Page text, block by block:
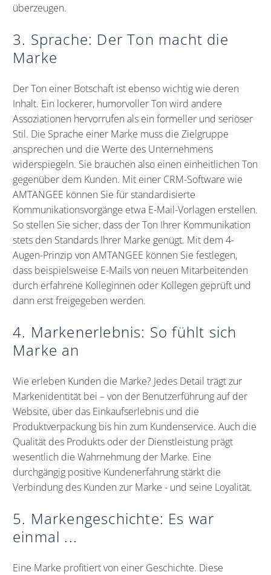
überzeugen.
3. Sprache: Der Ton macht die
Marke
Der Ton einer Botschaft ist ebenso wichtig wie deren
Inhalt. Ein lockerer, humorvoller Ton wird andere
Assoziationen hervorrufen als ein formeller und seriöser
Stil. Die Sprache einer Marke muss die Zielgruppe
ansprechen und die Werte des Unternehmens
widerspiegeln. Sie brauchen also einen einheitlichen Ton
gegenüber dem Kunden. Mit einer CRM-Software wie
AMTANGEE können Sie für standardisierte
Kommunikationsvorgänge etwa E-Mail-Vorlagen erstellen.
So stellen Sie sicher, dass der Ton Ihrer Kommunikation
stets den Standards Ihrer Marke genügt. Mit dem 4-
Augen-Prinzip von AMTANGEE können Sie festlegen,
dass beispielsweise E-Mails von neuen Mitarbeitenden
durch erfahrene Kolleginnen oder Kollegen geprüft und
dann erst freigegeben werden.
4. Markenerlebnis: So fühlt sich
Marke an
Wie erleben Kunden die Marke? Jedes Detail trägt zur
Markenidentität bei – von der Benutzerführung auf der
Website, über das Einkaufserlebnis und die
Produktverpackung bis hin zum Kundenservice. Auch die
Qualität des Produkts oder der Dienstleistung prägt
wesentlich die Wahrnehmung der Marke. Eine
durchgängig positive Kundenerfahrung stärkt die
Verbindung des Kunden zur Marke - und seine Loyalität.
5. Markengeschichte: Es war
einmal ...
Eine Marke profitiert von einer Geschichte. Diese